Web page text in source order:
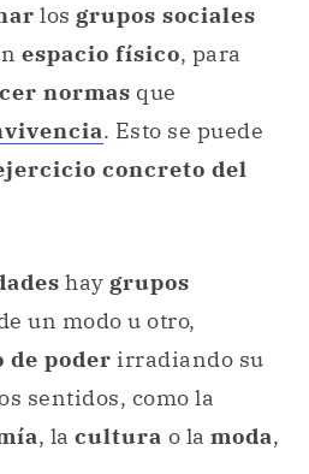
los grupos sociales
espacio físico, para
normas que
. Esto se puede
concreto del
hay grupos
un modo u otro,
de poder irradiando su
sentidos, como la
, la cultura o la moda,